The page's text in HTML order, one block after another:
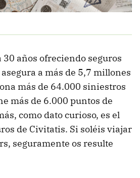
30 años ofreciendo seguros
a más de 5,7 millones
más de 64.000 siniestros
más de 6.000 puntos de
como dato curioso, es el
de Civitatis. Si soléis viajar
seguramente os resulte